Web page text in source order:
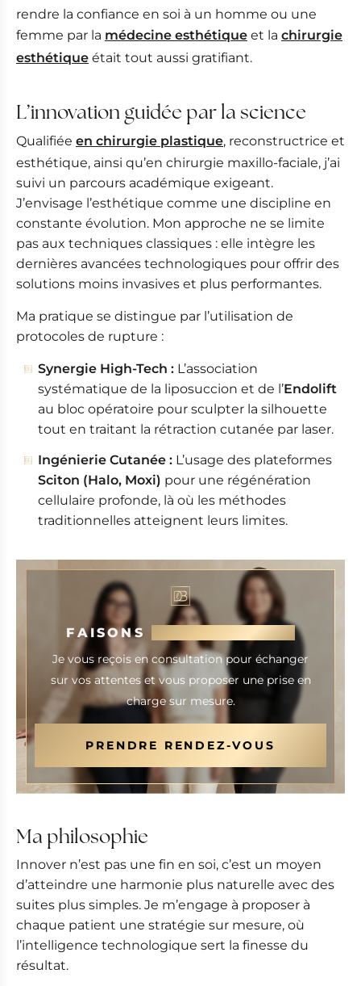
rendre la confiance en soi à un homme ou une
femme par la médecine esthétique et la chirurgie
esthétique était tout aussi gratifiant.
L’innovation guidée par la science
Qualifiée en chirurgie plastique, reconstructrice et
esthétique, ainsi qu’en chirurgie maxillo-faciale, j’ai
suivi un parcours académique exigeant.
J’envisage l’esthétique comme une discipline en
constante évolution. Mon approche ne se limite
pas aux techniques classiques : elle intègre les
dernières avancées technologiques pour offrir des
solutions moins invasives et plus performantes.
Ma pratique se distingue par l’utilisation de
protocoles de rupture :
Synergie High-Tech : L’association
systématique de la liposuccion et de l’Endolift
au bloc opératoire pour sculpter la silhouette
tout en traitant la rétraction cutanée par laser.
Ingénierie Cutanée : L’usage des plateformes
Sciton (Halo, Moxi) pour une régénération
cellulaire profonde, là où les méthodes
traditionnelles atteignent leurs limites.
FAISONS
Je vous reçois en consultation pour échanger
sur vos attentes et vous proposer une prise en
charge sur mesure.
PRENDRE RENDEZ-VOUS
Ma philosophie
Innover n’est pas une fin en soi, c’est un moyen
d’atteindre une harmonie plus naturelle avec des
suites plus simples. Je m’engage à proposer à
chaque patient une stratégie sur mesure, où
l’intelligence technologique sert la finesse du
résultat.